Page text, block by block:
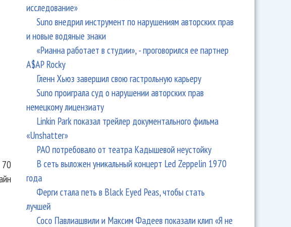
исследование»
Suno внедрил инструмент по нарушениям авторских прав
и новые водяные знаки
«Рианна работает в студии», - проговорился ее партнер
A$AP Rocky
Гленн Хьюз завершил свою гастрольную карьеру
Suno проиграла суд о нарушении авторских прав
немецкому лицензиату
Linkin Park показал трейлер документального фильма
«Unshatter»
РАО потребовало от театра Кадышевой неустойку
В сеть выложен уникальный концерт Led Zeppelin 1970
года
Ферги стала петь в Black Eyed Peas, чтобы стать
лучшей
Сосо Павлиашвили и Максим Фадеев показали клип «Я не